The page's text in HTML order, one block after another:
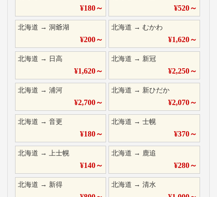
¥180～ ¥520～
北海道 → 洞爺湖
¥200～
北海道 →むかわ
¥1,620～
北海道 → 日高
¥1,620～
北海道 → 新冠
¥2,250～
北海道 → 浦河
¥2,700～
北海道 → 新ひだか
¥2,070～
北海道 → 音更
¥180～
北海道 →士幌
¥370～
北海道 → 上士幌
¥140～
北海道 → 鹿追
¥280～
北海道 → 新得 北海道 →清水